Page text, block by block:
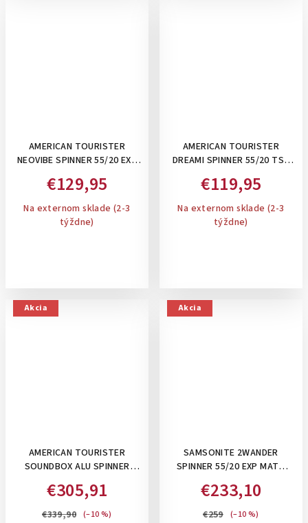
AMERICAN TOURISTER
NEOVIBE SPINNER 55/20 EXP
KUFOR ROZŠÍRITEĽNÝ
€129,95
Na externom sklade (2-3
týždne)
AMERICAN TOURISTER
DREAMI SPINNER 55/20 TSA
KUFOR
€119,95
Na externom sklade (2-3
týždne)
Akcia
AMERICAN TOURISTER
SOUNDBOX ALU SPINNER
ALUMÍNIOVÝ KUFOR SO
ZAPÍNANÍM NA 2 KLIPSY:
€305,91
€339,90 (–10 %)
Akcia
SAMSONITE 2WANDER
SPINNER 55/20 EXP MATT
ROZŠÍRITEĽNÝ
€233,10
€259 (–10 %)